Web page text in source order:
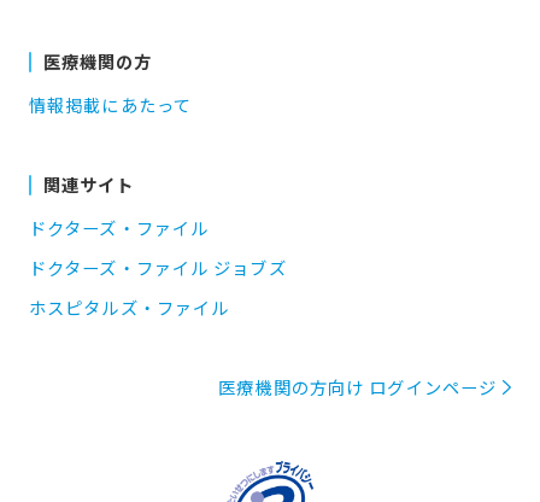
医療機関の方
情報掲載にあたって
関連サイト
ドクターズ・ファイル
ドクターズ・ファイル ジョブズ
ホスピタルズ・ファイル
医療機関の方向け ログインページ